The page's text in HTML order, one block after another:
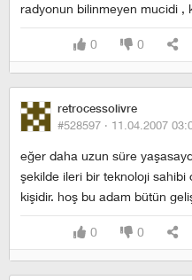
radyonun bilinmeyen mucidi ,
0 0
retrocessolivre
#528597 · 11.04.2007
eğer daha uzun süre
şekilde ileri bir teknoloji sahibi
kişidir. hoş bu adam bütün
0 0